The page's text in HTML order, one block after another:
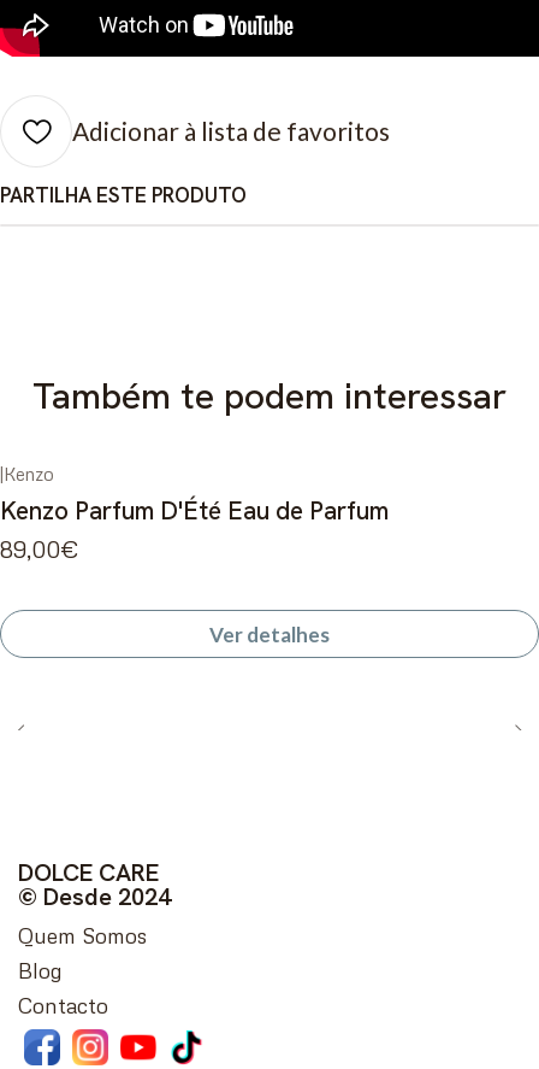
Adicionar à lista de favoritos
PARTILHA ESTE PRODUTO
Também te podem interessar
|Kenzo
Kenzo Parfum D'Été Eau de Parfum
89,00€
Ver detalhes
DOLCE CARE
© Desde 2024
Quem Somos
Blog
Contacto